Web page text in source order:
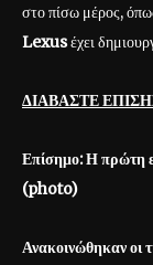
στο πίσω μέρος,
Lexusέχει
ΔΙΑΒΑΣΤΕ
Επίσημο: Η πρώτη
(photo)
Ανακοινώθηκαν οι